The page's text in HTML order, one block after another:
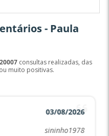
- Paula
consultas realizadas, das
muito positivas.
03/08/2026
sininho1978